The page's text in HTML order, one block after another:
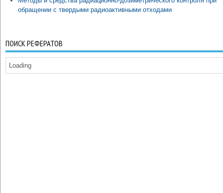
обращении с твердыми радиоактивными отходами
ПОИСК РЕФЕРАТОВ
Loading